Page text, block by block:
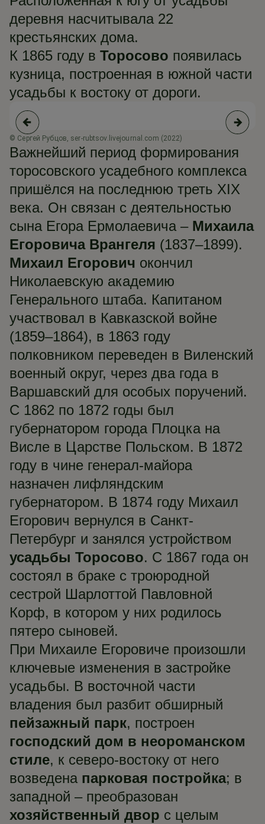
деревня насчитывала 22
крестьянских дома.
К 1865 году в Торосово появилась
кузница, построенная в южной части
усадьбы к востоку от дороги.
© Сергей Рубцов, ser-rubtsov.livejournal.com (2022)
Важнейший период формирования
торосовского усадебного комплекса
пришёлся на последнюю треть XIX
века. Он связан с деятельностью
сына Егора Ермолаевича – Михаила
Егоровича Врангеля (1837–1899).
Михаил Егорович окончил
Николаевскую академию
Генерального штаба. Капитаном
участвовал в Кавказской войне
(1859–1864), в 1863 году
полковником переведен в Виленский
военный округ, через два года в
Варшавский для особых поручений.
С 1862 по 1872 годы был
губернатором города Плоцка на
Висле в Царстве Польском. В 1872
году в чине генерал-майора
назначен лифляндским
губернатором. В 1874 году Михаил
Егорович вернулся в Санкт-
Петербург и занялся устройством
усадьбы Торосово. С 1867 года он
состоял в браке с троюродной
сестрой Шарлоттой Павловной
Корф, в котором у них родилось
пятеро сыновей.
При Михаиле Егоровиче произошли
ключевые изменения в застройке
усадьбы. В восточной части
владения был разбит обширный
пейзажный парк, построен
господский дом в неороманском
стиле, к северо-востоку от него
возведена парковая постройка; в
западной – преобразован
хозяйственный двор с целым